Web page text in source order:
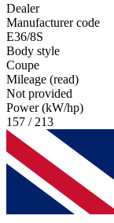
Dealer
Manufacturer code
E36/8S
Body style
Coupe
Mileage (read)
Not provided
Power (kW/hp)
157 / 213